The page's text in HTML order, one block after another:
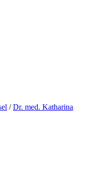
/Dr. med. Katharina